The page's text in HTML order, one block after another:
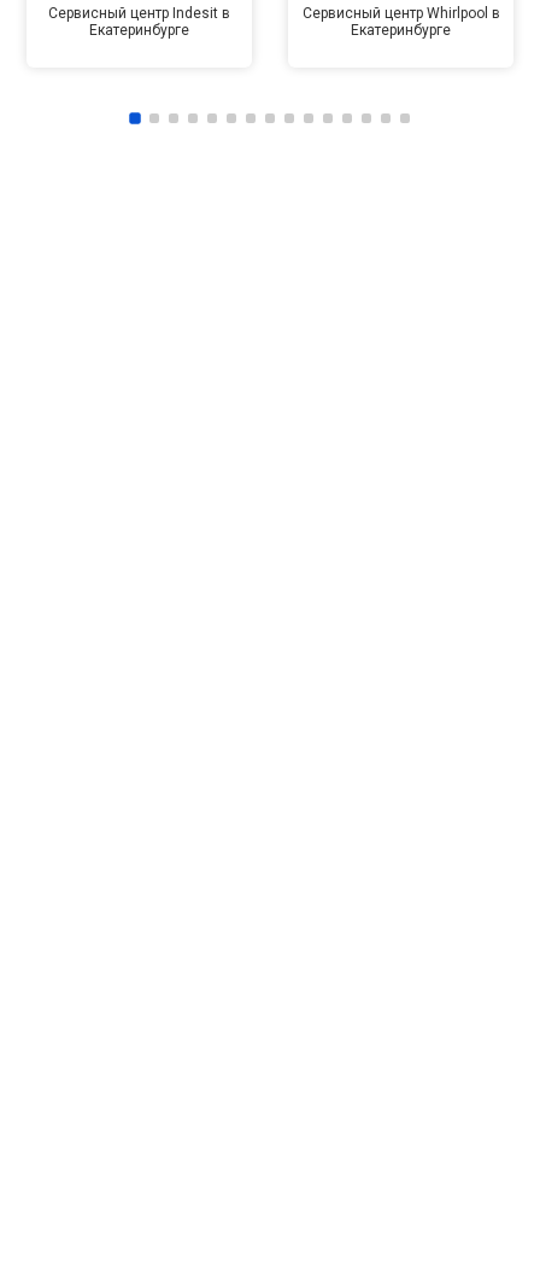
Сервисный центр Indesit в
Екатеринбурге
Сервисный центр Whirlpool в
Екатеринбурге